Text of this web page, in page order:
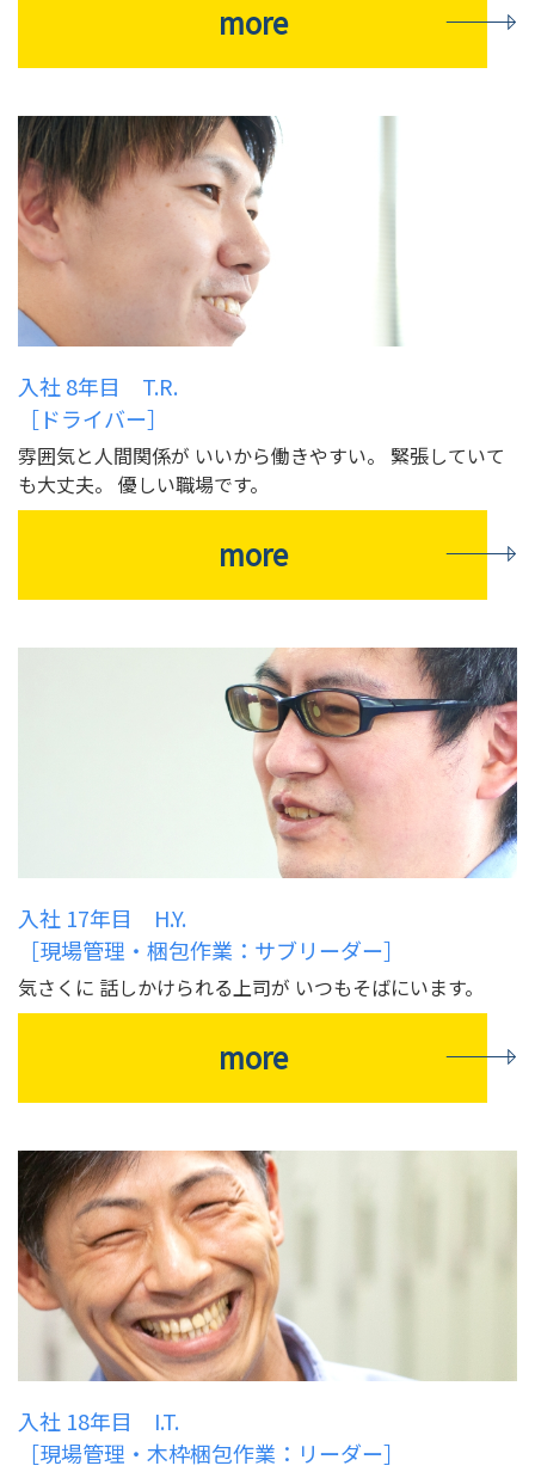
more
入社 8年目 T.R.
［ドライバー］
雰囲気と人間関係が いいから働きやすい。 緊張していて
も大丈夫。 優しい職場です。
more
入社 17年目 H.Y.
［現場管理・梱包作業：サブリーダー］
気さくに 話しかけられる上司が いつもそばにいます。
more
入社 18年目 I.T.
［現場管理・木枠梱包作業：リーダー］